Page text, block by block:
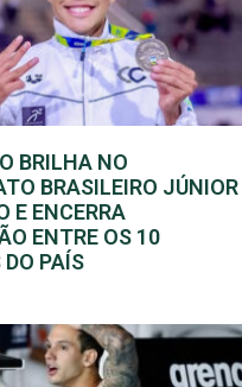
BRILHA NO
BRASILEIRO JÚNIOR
E ENCERRA
ENTRE OS 10
PAÍS